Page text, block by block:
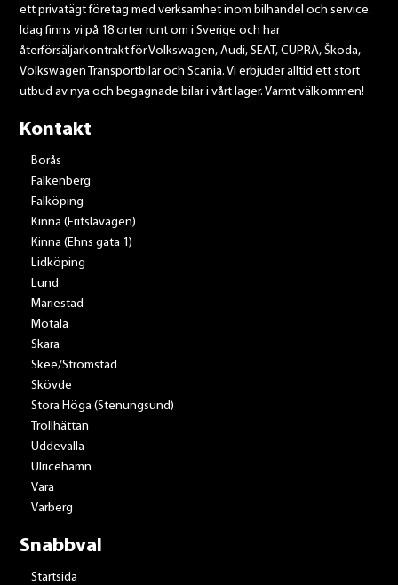
ett privatägt företag med verksamhet inom bilhandel och service.
Idag finns vi på 18 orter runt om i Sverige och har
återförsäljarkontrakt för Volkswagen, Audi, SEAT, CUPRA, Škoda,
Volkswagen Transportbilar och Scania. Vi erbjuder alltid ett stort
utbud av nya och begagnade bilar i vårt lager. Varmt välkommen!
Kontakt
Borås
Falkenberg
Falköping
Kinna (Fritslavägen)
Kinna (Ehns gata 1)
Lidköping
Lund
Mariestad
Motala
Skara
Skee/Strömstad
Skövde
Stora Höga (Stenungsund)
Trollhättan
Uddevalla
Ulricehamn
Vara
Varberg
Snabbval
Startsida